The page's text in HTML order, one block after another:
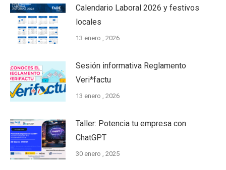
Calendario Laboral 2026 y festivos
locales
13 enero , 2026
Sesión informativa Reglamento
Veri*factu
13 enero , 2026
Taller: Potencia tu empresa con
ChatGPT
30 enero , 2025